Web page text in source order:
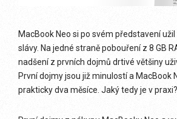
MacBook Neo si po svém představení
slávy. Na jedné straně pobouření z 8 GB
nadšení z prvních dojmů drtivé většiny
První dojmy jsou již minulostí a MacBook
prakticky dva měsíce. Jaký tedy je v praxi?